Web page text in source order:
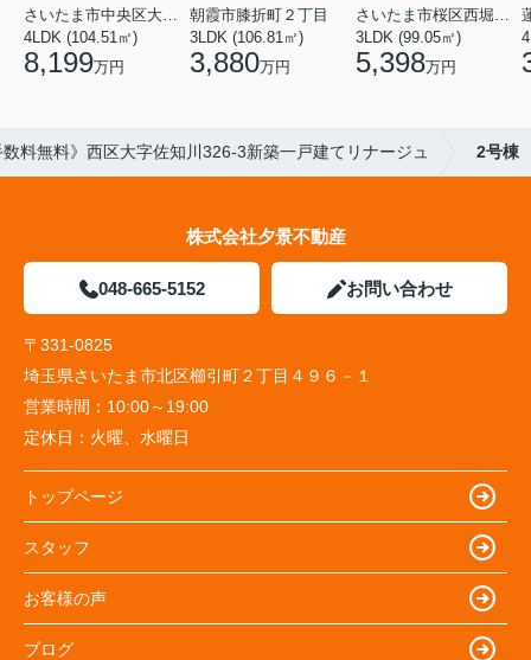
さいたま市中央区大戸３丁目
4LDK (104.51㎡)
8,199万円
朝霞市膝折町２丁目
3LDK (106.81㎡)
3,880万円
さいたま市桜区西堀２丁目
3LDK (99.05㎡)
5,398万円
料無料》西区大字佐知川326-3新築一戸建てリナージュ 2号棟
株式会社夕景不動産
048-665-5152 お問い合わせ
〒331-0825
埼玉県さいたま市北区櫛引町２丁目４９６－１
営業時間： 10:00～19:00
定休日： 火曜、水曜日
トップページ
スタッフ
お客様の声
ブログ